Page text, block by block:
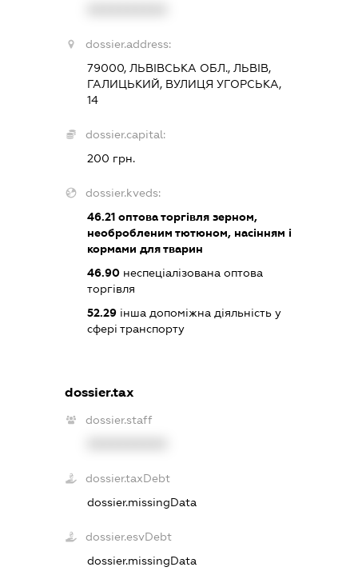
dossier.address:
79000, ЛЬВІВСЬКА ОБЛ., ЛЬВІВ,
ГАЛИЦЬКИЙ, ВУЛИЦЯ УГОРСЬКА,
14
dossier.capital:
200 грн.
dossier.kveds:
46.21 оптова торгівля зерном,
необробленим тютюном, насінням і
кормами для тварин
46.90 неспеціалізована оптова
торгівля
52.29 інша допоміжна діяльність у
сфері транспорту
dossier.tax
dossier.staff
dossier.taxDebt
dossier.missingData
dossier.esvDebt
dossier.missingData